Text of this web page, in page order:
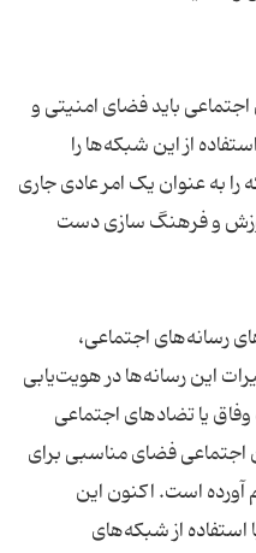
باید فضای امنیتی و
از این شبکه‌ها را
به عنوان یک امر عادی جاری
و فرهنگ سازی دست
رسانه‌های اجتماعی،
این رسانه‌ها در هویت‌یابی
یا تضادهای اجتماعی
فضای مناسبی برای
آورده است. اکنون این
استفاده از شبکه‌های